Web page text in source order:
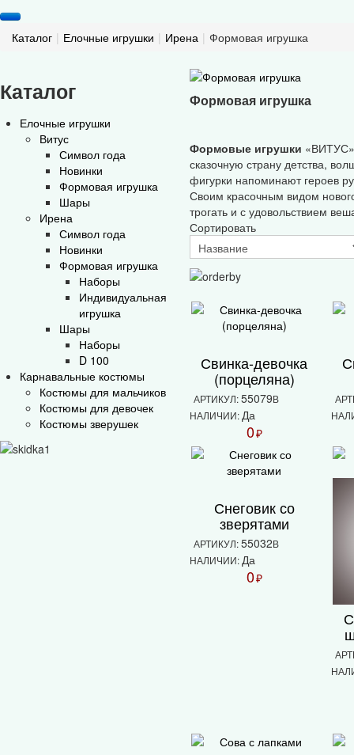
Каталог | Елочные игрушки | Ирена | Формовая игрушка
Каталог
Елочные игрушки
Витус
Символ года
Новинки
Формовая игрушка
Шары
Ирена
Символ года
Новинки
Формовая игрушка
Наборы
Индивидуальная
игрушка
Шары
Наборы
D 100
Карнавальные костюмы
Костюмы для мальчиков
Костюмы для девочек
Костюмы зверушек
Формовая игрушка
Формовые игрушки «ВИТУС»
сказочную страну детства,
фигурки напоминают героев
Своим красочным видом
трогать и с удовольствием
Сортировать
Свинка-девочка
(порцеляна)
АРТИКУЛ:55079В
НАЛИЧИИ:Да
0₽
Снеговик со
зверятами
АРТИКУЛ:55032В
НАЛИЧИИ:Да
0₽